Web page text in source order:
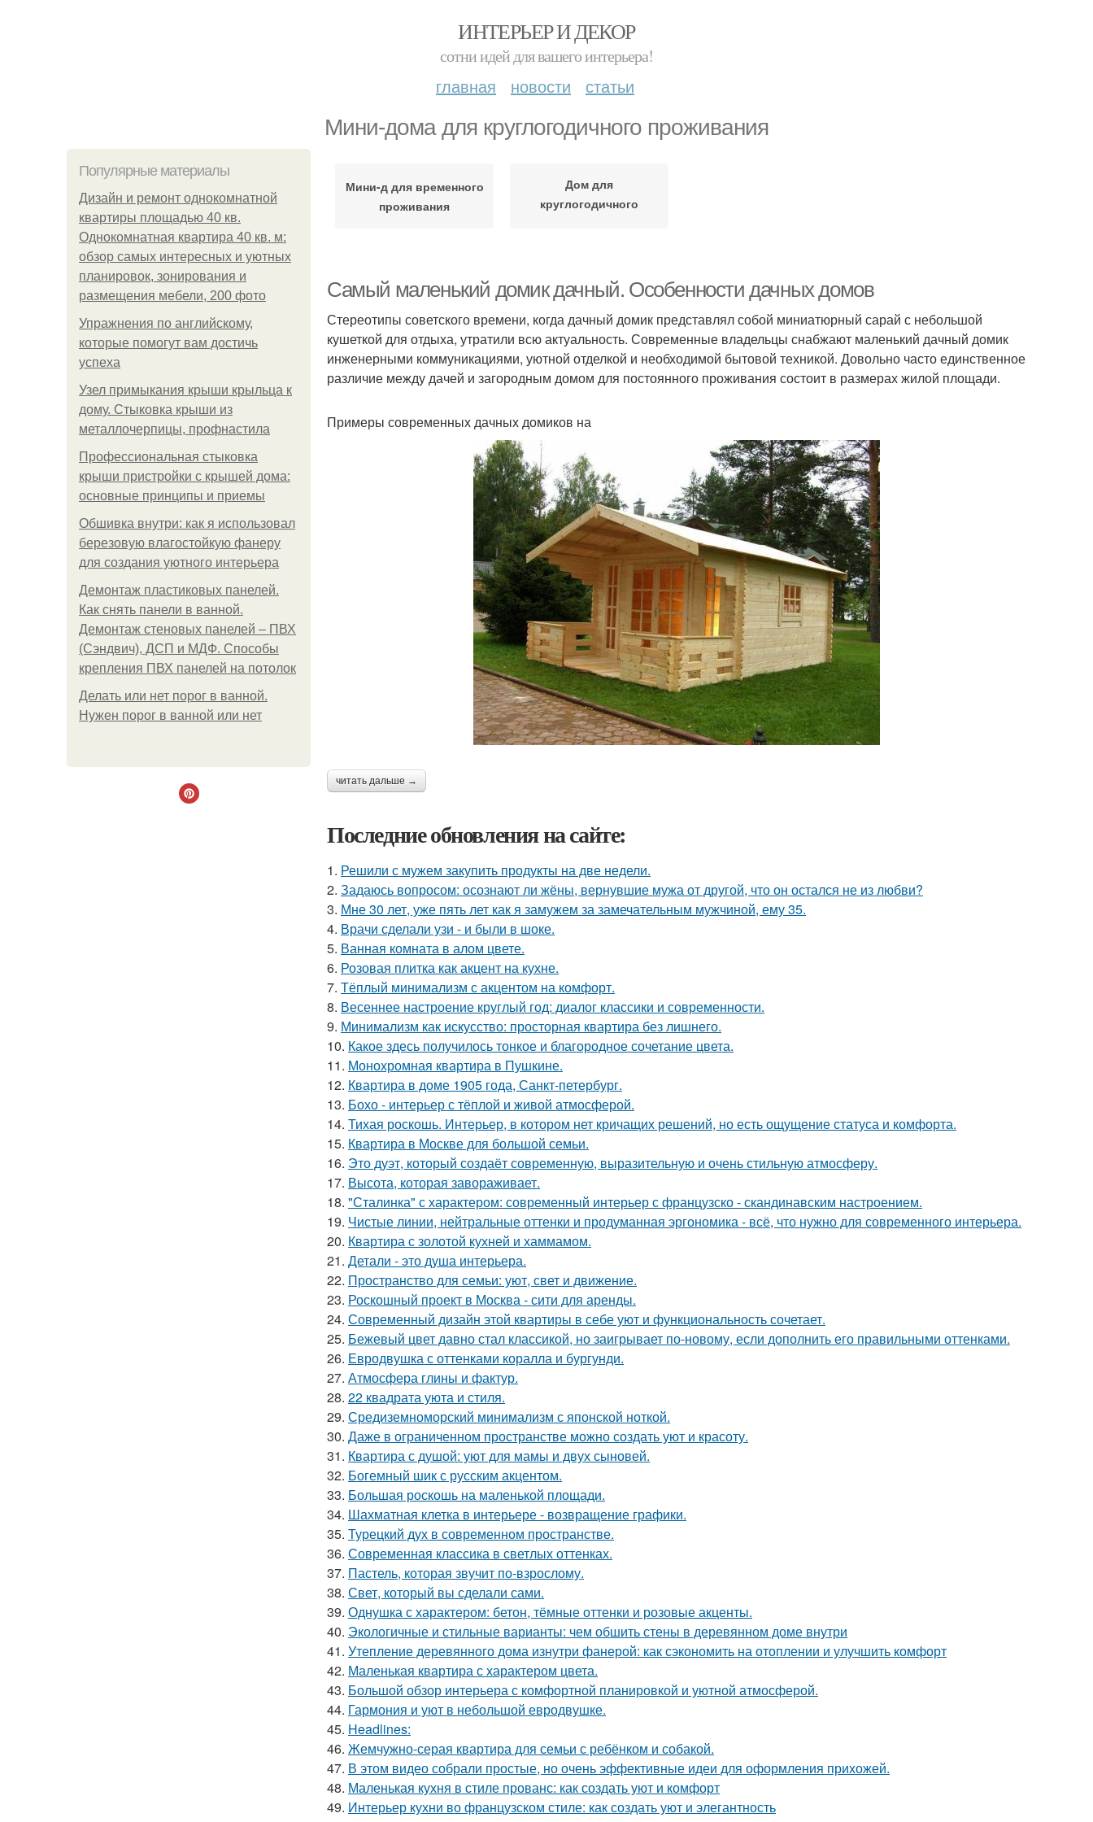
ИНТЕРЬЕР И ДЕКОР
сотни идей для вашего интерьера!
главная новости статьи
Мини-дома для круглогодичного проживания
Популярные материалы
Дизайн и ремонт однокомнатной
квартиры площадью 40 кв.
Однокомнатная квартира 40 кв. м:
обзор самых интересных и уютных
планировок, зонирования и
размещения мебели, 200 фото
Упражнения по английскому,
которые помогут вам достичь
успеха
Узел примыкания крыши крыльца к
дому. Стыковка крыши из
металлочерпицы, профнастила
Профессиональная стыковка
крыши пристройки с крышей дома:
основные принципы и приемы
Обшивка внутри: как я использовал
березовую влагостойкую фанеру
для создания уютного интерьера
Демонтаж пластиковых панелей.
Как снять панели в ванной.
Демонтаж стеновых панелей – ПВХ
(Сэндвич), ДСП и МДФ. Способы
крепления ПВХ панелей на потолок
Делать или нет порог в ванной.
Нужен порог в ванной или нет
Мини-д для временного
проживания
Дом для
круглогодичного
Самый маленький домик дачный. Особенности дачных домов
Стереотипы советского времени, когда дачный домик представлял собой миниатюрный сарай с небольшой
кушеткой для отдыха, утратили всю актуальность. Современные владельцы снабжают маленький дачный домик
инженерными коммуникациями, уютной отделкой и необходимой бытовой техникой. Довольно часто единственное
различие между дачей и загородным домом для постоянного проживания состоит в размерах жилой площади.
Примеры современных дачных домиков на
читать дальше →
Последние обновления на сайте:
1. Решили с мужем закупить продукты на две недели.
2. Задаюсь вопросом: осознают ли жёны, вернувшие мужа от другой, что он остался не из любви?
3. Мне 30 лет, уже пять лет как я замужем за замечательным мужчиной, ему 35.
4. Врачи сделали узи - и были в шоке.
5. Ванная комната в алом цвете.
6. Розовая плитка как акцент на кухне.
7. Тёплый минимализм с акцентом на комфорт.
8. Весеннее настроение круглый год: диалог классики и современности.
9. Минимализм как искусство: просторная квартира без лишнего.
10. Какое здесь получилось тонкое и благородное сочетание цвета.
11. Монохромная квартира в Пушкине.
12. Квартира в доме 1905 года, Санкт-петербург.
13. Бохо - интерьер с тёплой и живой атмосферой.
14. Тихая роскошь. Интерьер, в котором нет кричащих решений, но есть ощущение статуса и комфорта.
15. Квартира в Москве для большой семьи.
16. Это дуэт, который создаёт современную, выразительную и очень стильную атмосферу.
17. Высота, которая завораживает.
18. "Сталинка" с характером: современный интерьер с французско - скандинавским настроением.
19. Чистые линии, нейтральные оттенки и продуманная эргономика - всё, что нужно для современного интерьера.
20. Квартира с золотой кухней и хаммамом.
21. Детали - это душа интерьера.
22. Пространство для семьи: уют, свет и движение.
23. Роскошный проект в Москва - сити для аренды.
24. Современный дизайн этой квартиры в себе уют и функциональность сочетает.
25. Бежевый цвет давно стал классикой, но заигрывает по-новому, если дополнить его правильными оттенками.
26. Евродвушка с оттенками коралла и бургунди.
27. Атмосфера глины и фактур.
28. 22 квадрата уюта и стиля.
29. Средиземноморский минимализм с японской ноткой.
30. Даже в ограниченном пространстве можно создать уют и красоту.
31. Квартира с душой: уют для мамы и двух сыновей.
32. Богемный шик с русским акцентом.
33. Большая роскошь на маленькой площади.
34. Шахматная клетка в интерьере - возвращение графики.
35. Турецкий дух в современном пространстве.
36. Современная классика в светлых оттенках.
37. Пастель, которая звучит по-взрослому.
38. Свет, который вы сделали сами.
39. Однушка с характером: бетон, тёмные оттенки и розовые акценты.
40. Экологичные и стильные варианты: чем обшить стены в деревянном доме внутри
41. Утепление деревянного дома изнутри фанерой: как сэкономить на отоплении и улучшить комфорт
42. Маленькая квартира с характером цвета.
43. Большой обзор интерьера с комфортной планировкой и уютной атмосферой.
44. Гармония и уют в небольшой евродвушке.
45. Headlines:
46. Жемчужно-серая квартира для семьи с ребёнком и собакой.
47. В этом видео собрали простые, но очень эффективные идеи для оформления прихожей.
48. Маленькая кухня в стиле прованс: как создать уют и комфорт
49. Интерьер кухни во французском стиле: как создать уют и элегантность